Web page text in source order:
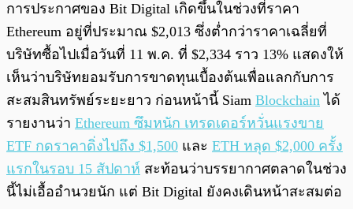
การประกาศของ Bit Digital เกิดขึ้นในช่วงที่ราคา
Ethereum อยู่ที่ประมาณ $2,013 ซึ่งต่ำกว่าราคาเฉลี่ยที่
บริษัทซื้อไปเมื่อวันที่ 11 พ.ค. ที่ $2,334 ราว 13% แสดงให้
เห็นว่าบริษัทยอมรับการขาดทุนเบื้องต้นเพื่อแลกกับการ
สะสมสินทรัพย์ระยะยาว ก่อนหน้านี้ Siam Blockchain ได้
รายงานว่า Ethereum ซึมหนัก เทรดเดอร์หวั่นแรงขาย
ETF กดราคาดิ่งไปถึง $1,500 และ ETH หลุด $2,000 ครั้ง
แรกในรอบ 15 สัปดาห์ สะท้อนว่าบรรยากาศตลาดในช่วง
นี้ไม่เอื้ออำนวยนัก แต่ Bit Digital ยังคงเดินหน้าสะสมต่อ